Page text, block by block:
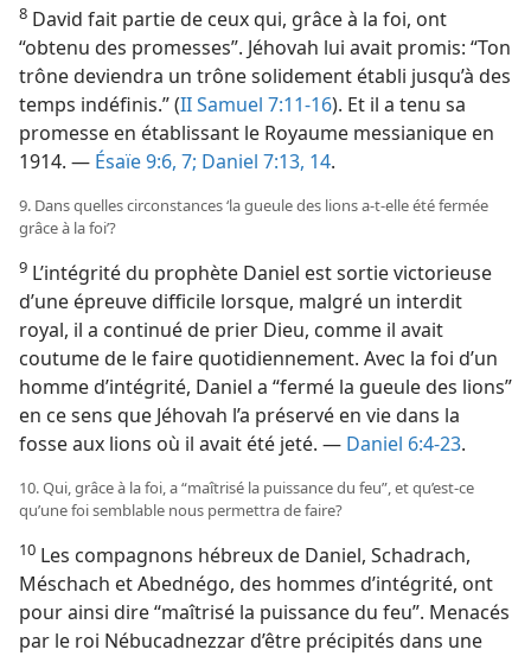
8 David fait partie de ceux qui, grâce à la foi, ont
“obtenu des promesses”. Jéhovah lui avait promis: “Ton
trône deviendra un trône solidement établi jusqu’à des
temps indéfinis.” (II Samuel 7:11-16). Et il a tenu sa
promesse en établissant le Royaume messianique en
1914. — Ésaïe 9:6, 7; Daniel 7:13, 14.
9. Dans quelles circonstances ‘la gueule des lions a-​t-​elle été fermée
grâce à la foi’?
9 L’intégrité du prophète Daniel est sortie victorieuse
d’une épreuve difficile lorsque, malgré un interdit
royal, il a continué de prier Dieu, comme il avait
coutume de le faire quotidiennement. Avec la foi d’un
homme d’intégrité, Daniel a “fermé la gueule des lions”
en ce sens que Jéhovah l’a préservé en vie dans la
fosse aux lions où il avait été jeté. — Daniel 6:4-23.
10. Qui, grâce à la foi, a “maîtrisé la puissance du feu”, et qu’est-​ce
qu’une foi semblable nous permettra de faire?
10 Les compagnons hébreux de Daniel, Schadrach,
Méschach et Abednégo, des hommes d’intégrité, ont
pour ainsi dire “maîtrisé la puissance du feu”. Menacés
par le roi Nébucadnezzar d’être précipités dans une